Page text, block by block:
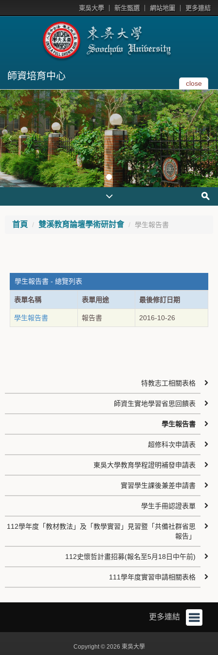
東吳大學 新生甄選 網站地圖 更多連結
師資培育中心
close
首頁 雙溪教育論壇學術研討會 學生報告書
學生報告書 - 總覽列表
表單名稱 表單用途 最後修訂日期
學生報告書 報告書 2016-10-26
特教志工相關表格
師資生實地學習省思回饋表
學生報告書
超修科次申請表
東吳大學教育學程證明補發申請表
實習學生課後兼差申請書
學生手冊認證表單
112學年度「教材教法」及「教學實習」見習暨「共備社群省思
報告」
112史懷哲計畫招募(報名至5月18日中午前)
111學年度實習申請相關表格
更多連結
Copyright © 2026 東吳大學